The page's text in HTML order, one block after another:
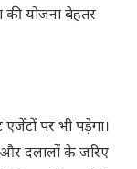
की योजना बेहतर
पर भी पड़ेगा।
और दलालों के जरिए